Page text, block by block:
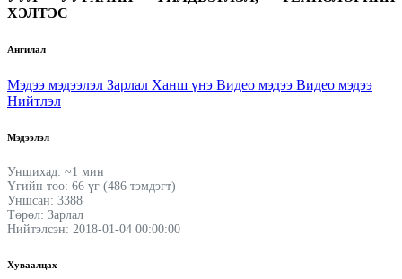
ХЭЛТЭС
Ангилал
Мэдээ мэдээлэл Зарлал Ханш үнэ Видео мэдээ Видео мэдээ
Нийтлэл
Мэдээлэл
Уншихад: ~1 мин
Үгийн тоо: 66 үг (486 тэмдэгт)
Уншсан: 3388
Төрөл: Зарлал
Нийтэлсэн: 2018-01-04 00:00:00
Хуваалцах